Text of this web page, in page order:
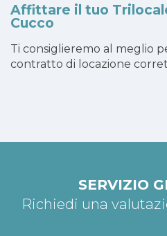
Affittare il tuo
Cucco
Ti consiglieremo al meglio
contratto di locazione
SERVIZIO
Richiedi una